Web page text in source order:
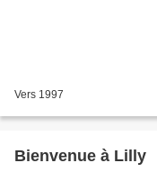
Vers 1997
Bienvenue à Lilly